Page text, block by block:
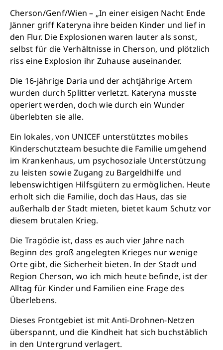
Cherson/Genf/Wien – „In einer eisigen Nacht Ende
Jänner griff Kateryna ihre beiden Kinder und lief in
den Flur. Die Explosionen waren lauter als sonst,
selbst für die Verhältnisse in Cherson, und plötzlich
riss eine Explosion ihr Zuhause auseinander.
Die 16-jährige Daria und der achtjährige Artem
wurden durch Splitter verletzt. Kateryna musste
operiert werden, doch wie durch ein Wunder
überlebten sie alle.
Ein lokales, von UNICEF unterstütztes mobiles
Kinderschutzteam besuchte die Familie umgehend
im Krankenhaus, um psychosoziale Unterstützung
zu leisten sowie Zugang zu Bargeldhilfe und
lebenswichtigen Hilfsgütern zu ermöglichen. Heute
erholt sich die Familie, doch das Haus, das sie
außerhalb der Stadt mieten, bietet kaum Schutz vor
diesem brutalen Krieg.
Die Tragödie ist, dass es auch vier Jahre nach
Beginn des groß angelegten Krieges nur wenige
Orte gibt, die Sicherheit bieten. In der Stadt und
Region Cherson, wo ich mich heute befinde, ist der
Alltag für Kinder und Familien eine Frage des
Überlebens.
Dieses Frontgebiet ist mit Anti-Drohnen-Netzen
überspannt, und die Kindheit hat sich buchstäblich
in den Untergrund verlagert.